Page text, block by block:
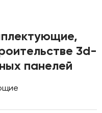
3d-
панелей